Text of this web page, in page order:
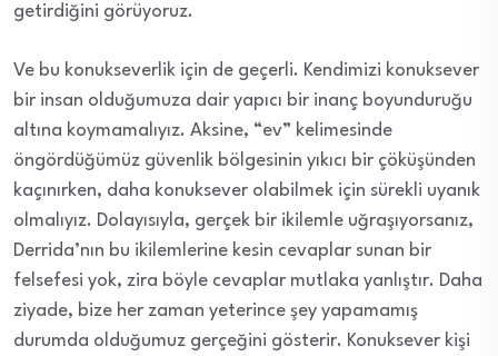
getirdiğini görüyoruz.
Ve bu konukseverlik için de geçerli. Kendimizi konuksever
bir insan olduğumuza dair yapıcı bir inanç boyunduruğu
altına koymamalıyız. Aksine, “ev” kelimesinde
öngördüğümüz güvenlik bölgesinin yıkıcı bir çöküşünden
kaçınırken, daha konuksever olabilmek için sürekli uyanık
olmalıyız. Dolayısıyla, gerçek bir ikilemle uğraşıyorsanız,
Derrida’nın bu ikilemlerine kesin cevaplar sunan bir
felsefesi yok, zira böyle cevaplar mutlaka yanlıştır. Daha
ziyade, bize her zaman yeterince şey yapamamış
durumda olduğumuz gerçeğini gösterir. Konuksever kişi